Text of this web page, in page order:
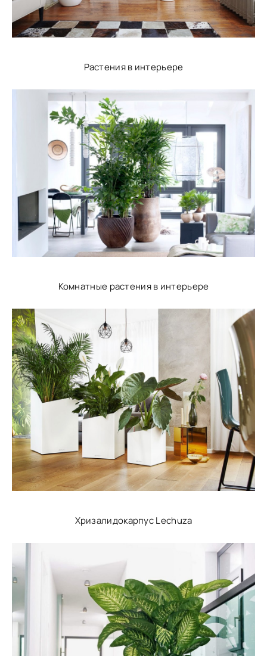
Растения в интерьере
Комнатные растения в интерьере
Хризалидокарпус Lechuza